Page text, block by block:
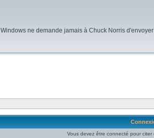
Windows ne demande jamais à Chuck Norris
Vous devez être connecté pour citer